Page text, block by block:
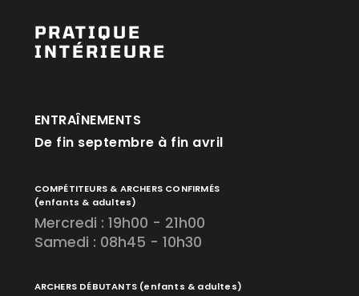
PRATIQUE
INTÉRIEURE
ENTRAÎNEMENTS
De fin septembre à fin avril
COMPÉTITEURS & ARCHERS CONFIRMÉS
(enfants & adultes)
Mercredi : 19h00 - 21h00
Samedi : 08h45 - 10h30
ARCHERS DÉBUTANTS (enfants & adultes)